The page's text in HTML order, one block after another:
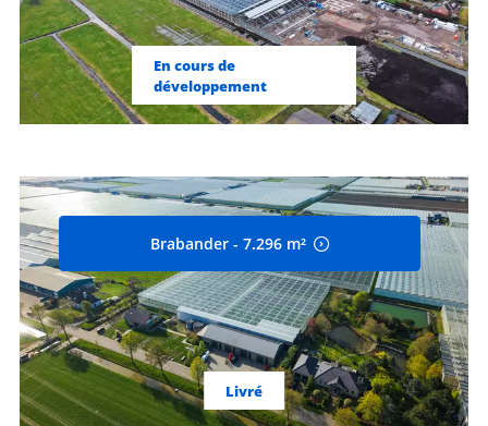
En cours de
développement
Brabander - 7.296 m²
Livré